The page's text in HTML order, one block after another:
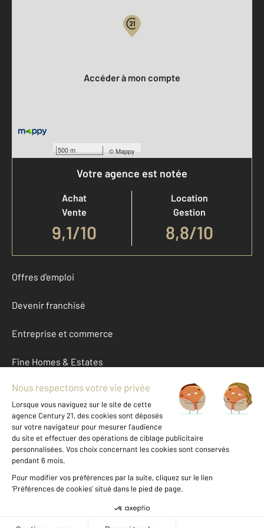
500 m ©Mappy
Accéder à mon compte
Votre agence est notée
Achat
Vente
9,1/10
Location
Gestion
8,8/10
Offres d'emploi
Devenir franchisé
Entreprise et commerce
Fine Homes & Estates
À propos
International
Nous contacter
Données personnelles